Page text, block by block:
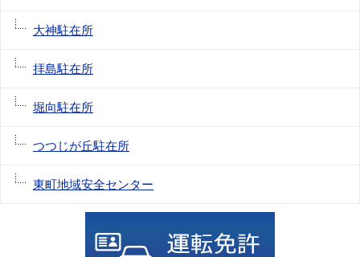
大神駐在所
拝島駐在所
堀向駐在所
つつじが丘駐在所
東町地域安全センター